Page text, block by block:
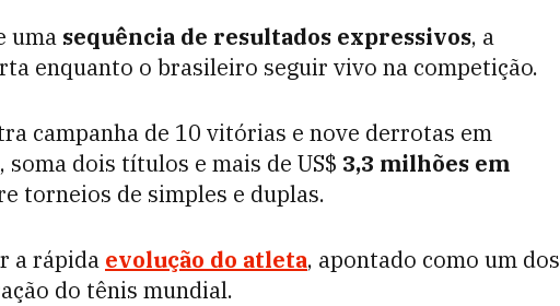
uma sequência de resultados expressivos, a
enquanto o brasileiro seguir vivo na competição.
campanha de 10 vitórias e nove derrotas em
dois títulos e mais de US$ 3,3 milhões em
torneios de simples e duplas.
a rápida evolução do atleta, apontado como um dos
do tênis mundial.